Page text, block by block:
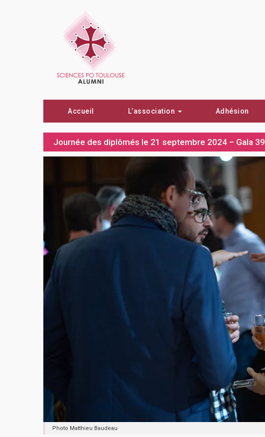
Accueil L’association Adhésion
Journée des diplômés le 21 septembre 2024 – Gala 39
Photo Matthieu Baudeau